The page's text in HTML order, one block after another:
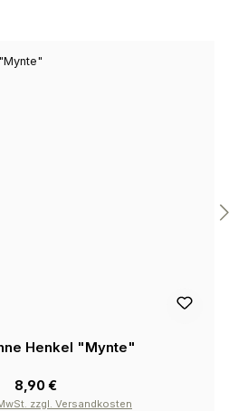
Henkel "Mynte"
8,90 €
zzgl. Versandkosten